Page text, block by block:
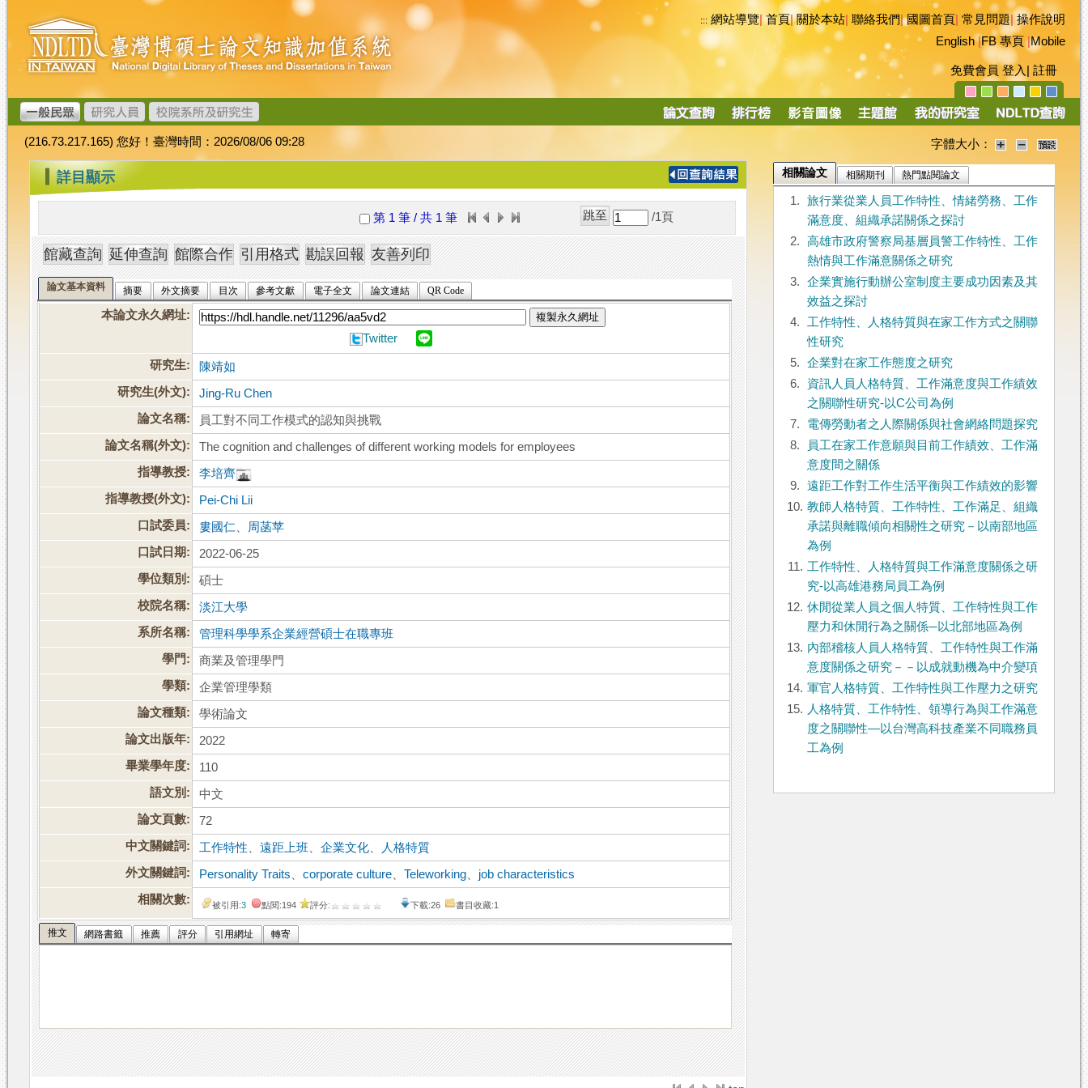
跳
到
主
要
內
容
臺
灣
博
碩
士
論
文
加
值
系
統
::: 網站導覽|首頁|關於本站 聯絡我們|國圖首頁 常見問題|操作說明
English|FB 專頁|Mobile
免費會員 登入 註冊
導
(216.73.217.165) 您好！臺灣時間：2026/08/06 09:28 字體大小：
::: 詳目顯示
第 1 筆 / 共 1 筆 /1 頁
論文基本資料 摘要 外文摘要 目次 參考文獻 電子全文 論文連結 QR Code
本論文永久網址: 複製永久網址
Twitter
研究生:
陳靖如
研究生(外文):
Jing-Ru Chen
論文名稱:
員工對不同工作模式的認知與挑戰
論文名稱(外文):
The cognition and challenges of different working models for employees
指導教授:
李培齊
指導教授(外文):
Pei-Chi Lii
口試委員:
婁國仁
周菡苹
口試日期:
2022-06-25
學位類別:
碩士
校院名稱:
淡江大學
系所名稱:
管理科學學系企業經營碩士在職專班
學門:
商業及管理學門
學類:
企業管理學類
論文種類:
學術論文
論文出版年:
2022
畢業學年度:
110
語文別:
中文
論文頁數:
72
中文關鍵詞:
工作特性 、遠距上班 、企業文化
人格特質
外文關鍵詞:
Personality Traits 、corporate culture 、Teleworking
job characteristics
相關次數:
被引用:3 點閱:194 評分: 下載:26 書目收藏:1
推文 網路書籤 推薦 評分 引用網址 轉寄
相關論文 相關期刊 熱門點閱論文
1.
旅行業從業人員工作特性、情緒勞務、工作
滿意度、組織承諾關係之探討
2.
高雄市政府警察局基層員警工作特性、工作
熱情與工作滿意關係之研究
3.
企業實施行動辦公室制度主要成功因素及其
效益之探討
4.
工作特性、人格特質與在家工作方式之關聯
性研究
5.
企業對在家工作態度之研究
6.
資訊人員人格特質、工作滿意度與工作績效
之關聯性研究-以C公司為例
7.
電傳勞動者之人際關係與社會網絡問題探究
8.
員工在家工作意願與目前工作績效、工作滿
意度間之關係
9.
遠距工作對工作生活平衡與工作績效的影響
10. 教師人格特質、工作特性、工作滿足、組織
承諾與離職傾向相關性之研究－以南部地區
為例
11. 工作特性、人格特質與工作滿意度關係之研
究-以高雄港務局員工為例
12. 休閒從業人員之個人特質、工作特性與工作
壓力和休閒行為之關係─以北部地區為例
13. 內部稽核人員人格特質、工作特性與工作滿
意度關係之研究－－以成就動機為中介變項
14. 軍官人格特質、工作特性與工作壓力之研究
15. 人格特質、工作特性、領導行為與工作滿意
度之關聯性—以台灣高科技產業不同職務員
工為例